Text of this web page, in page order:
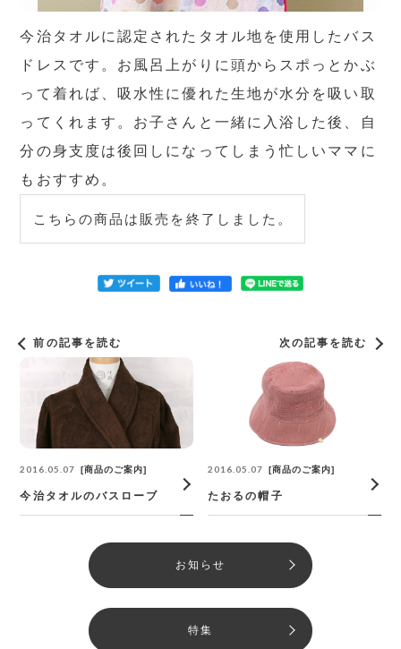
今治タオルに認定されたタオル地を使用したバス
ドレスです。お風呂上がりに頭からスポっとかぶ
って着れば、吸水性に優れた生地が水分を吸い取
ってくれます。お子さんと一緒に入浴した後、自
分の身支度は後回しになってしまう忙しいママに
もおすすめ。
こちらの商品は販売を終了しました。
前の記事を読む
2016.05.07 商品のご案内
今治タオルのバスローブ
次の記事を読む
2016.05.07 商品のご案内
たおるの帽子
お知らせ
特集